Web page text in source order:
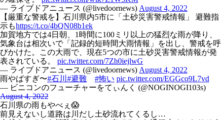
— ライブドアニュース (@livedoornews) August 4, 2022
【厳重な警戒を】石川県内5市に「土砂災害警戒情報」 避難指
示もhttps://t.co/4bQN08b1ek
加賀地方では4日朝、1時間に100ミリ以上の猛烈な雨が降り、
気象台は相次いで「記録的短時間大雨情報」を出し、警戒を呼
びかけた。この大雨で、現在5つの市に土砂災害警戒情報が発
表されている。 pic.twitter.com/7Zh0iejlwG
— ライブドアニュース (@livedoornews) August 4, 2022
雨やばすぎ〜#石川 #避難 #怖い pic.twitter.com/EGGco9L7vd
— ビニコンのフューチャーをてぃんく (@NOGINOGI103s)
August 4, 2022
石川県の雨もやべぇ😱
前見えないし道路は川だし土砂流れてくるし…